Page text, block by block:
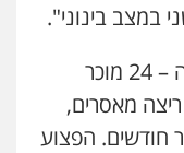
מעצרים וחקירות
וחקירות
במצב בינוני".
לאתר פוסטה נודע כי הפצוע בן ה – 24 מוכר
מאסרים,
חודשים. הפצוע